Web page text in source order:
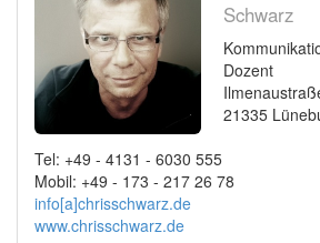
Schwarz
Dozent
21335
Tel: +49 - 4131 - 6030 555
Mobil: +49 - 173 - 217 26 78
info[a]chrisschwarz.de
www.chrisschwarz.de